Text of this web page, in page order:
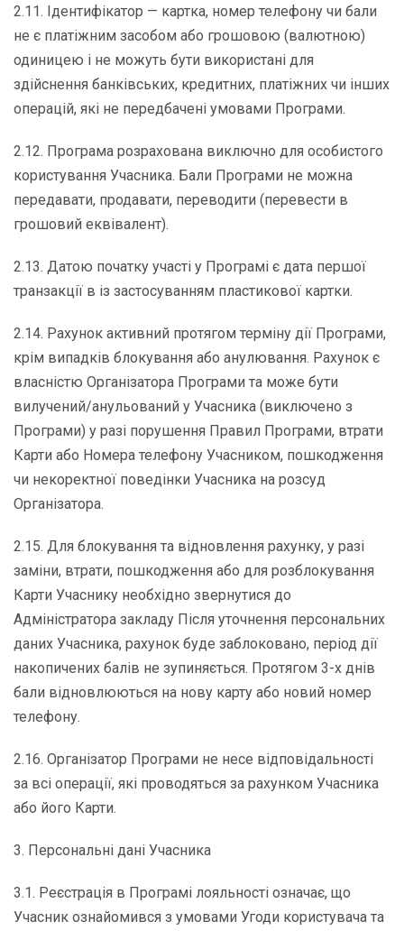
2.11. Ідентифікатор — картка, номер телефону чи бали
не є платіжним засобом або грошовою (валютною)
одиницею і не можуть бути використані для
здійснення банківських, кредитних, платіжних чи інших
операцій, які не передбачені умовами Програми.
2.12. Програма розрахована виключно для особистого
користування Учасника. Бали Програми не можна
передавати, продавати, переводити (перевести в
грошовий еквівалент).
2.13. Датою початку участі у Програмі є дата першої
транзакції в із застосуванням пластикової картки.
2.14. Рахунок активний протягом терміну дії Програми,
крім випадків блокування або анулювання. Рахунок є
власністю Організатора Програми та може бути
вилучений/анульований у Учасника (виключено з
Програми) у разі порушення Правил Програми, втрати
Карти або Номера телефону Учасником, пошкодження
чи некоректної поведінки Учасника на розсуд
Організатора.
2.15. Для блокування та відновлення рахунку, у разі
заміни, втрати, пошкодження або для розблокування
Карти Учаснику необхідно звернутися до
Адміністратора закладу Після уточнення персональних
даних Учасника, рахунок буде заблоковано, період дії
накопичених балів не зупиняється. Протягом 3-х днів
бали відновлюються на нову карту або новий номер
телефону.
2.16. Організатор Програми не несе відповідальності
за всі операції, які проводяться за рахунком Учасника
або його Карти.
3. Персональні дані Учасника
3.1. Реєстрація в Програмі лояльності означає, що
Учасник ознайомився з умовами Угоди користувача та